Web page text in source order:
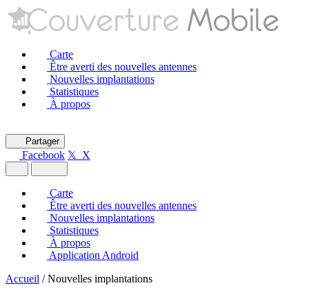
Carte
Être averti des nouvelles antennes
Nouvelles implantations
Statistiques
À propos
Partager
Facebook 𝕏 X
Carte
Être averti des nouvelles antennes
Nouvelles implantations
Statistiques
À propos
Application Android
Accueil / Nouvelles implantations